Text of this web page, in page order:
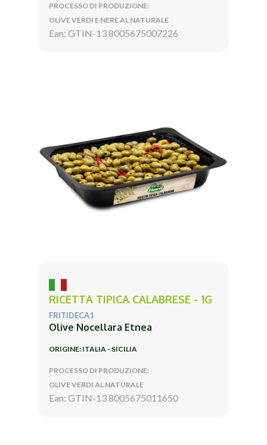
PROCESSO DI PRODUZIONE:
OLIVE VERDI E NERE AL NATURALE
Ean: GTIN-13 8005675007226
RICETTA TIPICA CALABRESE - 1G
FRITIDECA1
Olive Nocellara Etnea
ORIGINE: ITALIA - SICILIA
PROCESSO DI PRODUZIONE:
OLIVE VERDI AL NATURALE
Ean: GTIN-13 8005675011650